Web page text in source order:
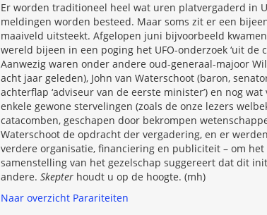
Er worden traditioneel heel wat uren platvergaderd in
meldingen worden besteed. Maar soms zit er een
maaiveld uitsteekt. Afgelopen juni bijvoorbeeld
wereld bijeen in een poging het UFO-onderzoek ‘uit de
Aanwezig waren onder andere oud-generaal-majoor
acht jaar geleden), John van Waterschoot (baron,
achterflap ‘adviseur van de eerste minister’) en nog
enkele gewone stervelingen (zoals de onze lezers
catacomben, geschapen door bekrompen
Waterschoot de opdracht der vergadering, en er
verdere organisatie, financiering en publiciteit – om
samenstelling van het gezelschap suggereert dat dit
andere. Skepter houdt u op de hoogte. (mh)
Naar overzicht Parariteiten